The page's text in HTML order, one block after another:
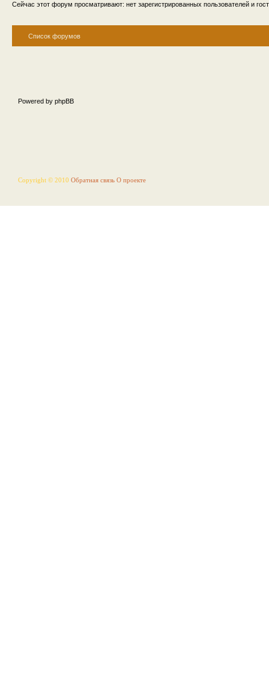
Сейчас этот форум просматривают: нет зарегистрированных пользователей и
Список форумов
Powered by phpBB
Copyright © 2010 Обратная связь О проекте